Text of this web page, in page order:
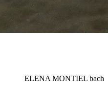
ELENA MONTIEL bach